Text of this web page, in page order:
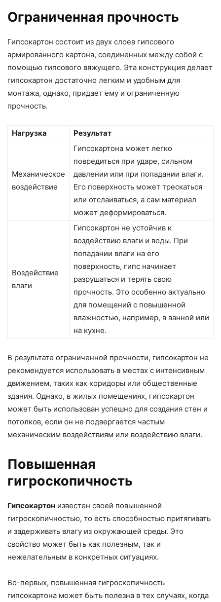
Ограниченная прочность
Гипсокартон состоит из двух слоев гипсового
армированного картона, соединенных между собой с
помощью гипсового вяжущего. Эта конструкция делает
гипсокартон достаточно легким и удобным для
монтажа, однако, придает ему и ограниченную
прочность.
Нагрузка Результат
Механическое
воздействие
Гипсокартона может легко
повредиться при ударе, сильном
давлении или при попадании влаги.
Его поверхность может трескаться
или отслаиваться, а сам материал
может деформироваться.
Воздействие
влаги
Гипсокартон не устойчив к
воздействию влаги и воды. При
попадании влаги на его
поверхность, гипс начинает
разрушаться и терять свою
прочность. Это особенно актуально
для помещений с повышенной
влажностью, например, в ванной или
на кухне.
В результате ограниченной прочности, гипсокартон не
рекомендуется использовать в местах с интенсивным
движением, таких как коридоры или общественные
здания. Однако, в жилых помещениях, гипсокартон
может быть использован успешно для создания стен и
потолков, если он не подвергается частым
механическим воздействиям или воздействию влаги.
Повышенная
гигроскопичность
Гипсокартон известен своей повышенной
гигроскопичностью, то есть способностью притягивать
и задерживать влагу из окружающей среды. Это
свойство может быть как полезным, так и
нежелательным в конкретных ситуациях.
Во-первых, повышенная гигроскопичность
гипсокартона может быть полезна в тех случаях, когда